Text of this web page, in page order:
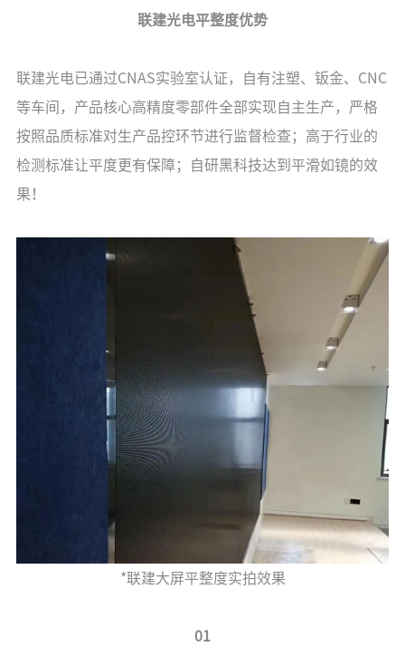
联建光电平整度优势
联建光电已通过CNAS实验室认证，自有注塑、钣金、CNC
等车间，产品核心高精度零部件全部实现自主生产，严格
按照品质标准对生产品控环节进行监督检查；高于行业的
检测标准让平度更有保障；自研黑科技达到平滑如镜的效
果！
*联建大屏平整度实拍效果
01